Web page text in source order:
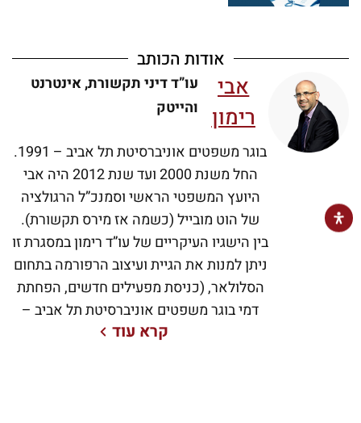
אודות הכותב
אבי
רימון
עו”ד דיני תקשורת, אינטרנט
והייטק
בוגר משפטים אוניברסיטת תל אביב – 1991.
החל משנת 2000 ועד שנת 2012 היה אבי
היועץ המשפטי הראשי וסמנכ”ל הרגולציה
של הוט מובייל (כשמה אז מירס תקשורת).
בין הישגיו העיקריים של עו”ד רימון במסגרת זו
ניתן למנות את הגיית ועיצוב הרפורמה בתחום
הסלולאר, (כניסת מפעילים חדשים, הפחתת
דמי בוגר משפטים אוניברסיטת תל אביב –
קרא עוד